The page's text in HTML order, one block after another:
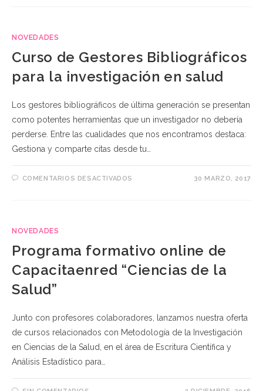
NOVEDADES
Curso de Gestores Bibliográficos
para la investigación en salud
Los gestores bibliográficos de última generación se presentan
como potentes herramientas que un investigador no debería
perderse. Entre las cualidades que nos encontramos destaca:
Gestiona y comparte citas desde tu…
COMENTARIOS DESACTIVADOS
SALUD
30 MARZO, 2017
NOVEDADES
Programa formativo online de
Capacitaenred “Ciencias de la
Salud”
Junto con profesores colaboradores, lanzamos nuestra oferta
de cursos relacionados con Metodología de la Investigación
en Ciencias de la Salud, en el área de Escritura Científica y
Análisis Estadístico para…